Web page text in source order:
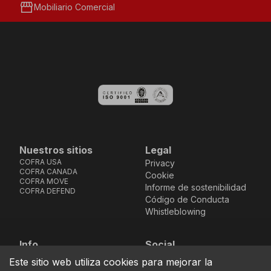
storefrontMobiliario Comercial
Nuestros sitios
COFRA USA
COFRA CANADA
COFRA MOVE
COFRA DEFEND
Legal
Privacy
Cookie
Informe de sostenibilidad
Código de Conducta
Whistleblowing
Info
location_on
Via dell’Euro 53-57-59,
76121 Barletta - BT -
Social
Facebook
Instagram
YoutubeLinkedIn
Este sitio web utiliza cookies para mejorar la